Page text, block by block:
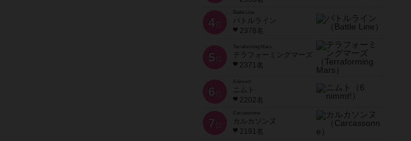
4位
Battle Line
バトルライン
2378名
5 位
Terraforming Mars
テラフォーミングマーズ
2371名
6 位
ニムト
2202名
7 位
Carcassonne
カルカソンヌ
2191名